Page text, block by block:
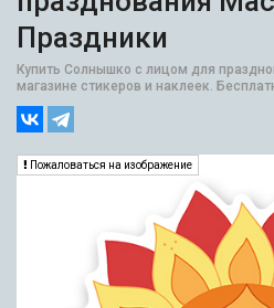
Праздники
Купить Солнышко с лицом для
магазине стикеров и наклеек.
Пожаловаться на изображение